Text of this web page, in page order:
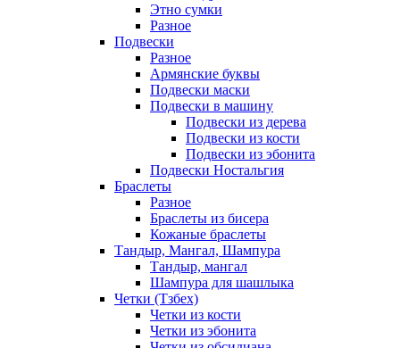
Этно сумки
Разное
Подвески
Разное
Армянские буквы
Подвески маски
Подвески в машину
Подвески из дерева
Подвески из кости
Подвески из эбонита
Подвески Ностальгия
Браслеты
Разное
Браслеты из бисера
Кожаные браслеты
Тандыр, Мангал, Шампура
Тандыр, мангал
Шампура для шашлыка
Четки (Тзбех)
Четки из кости
Четки из эбонита